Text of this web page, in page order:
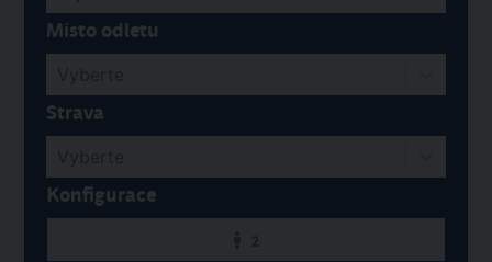
Místo odletu
Strava
Konfigurace